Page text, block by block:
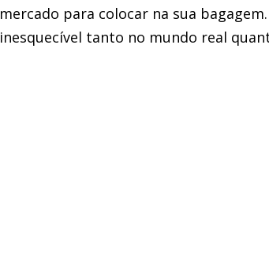
mercado para colocar na sua
inesquecível tanto no mundo real